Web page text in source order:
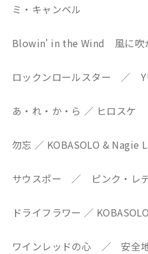
ミ・キャンベル
Blowin' in the Wind 風に吹
ロックンロールスター ／
あ・れ・か・ら ／ ヒロスケ
勿忘 ／ KOBASOLO & Nagie
サウスポー ／ ピンク・レ
ドライフラワー ／
ワインレッドの心 ／ 安全